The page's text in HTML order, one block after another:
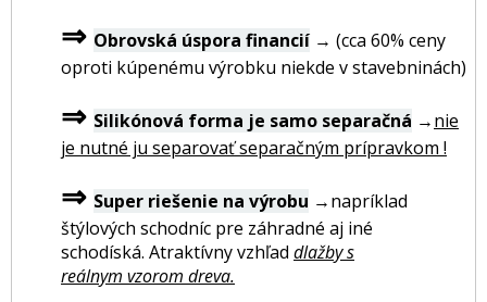
⇒ Obrovská úspora financií → (cca 60% ceny
oproti kúpenému výrobku niekde v stavebninách)
⇒ Silikónová forma je samo separačná →nie
je nutné ju separovať separačným prípravkom !
⇒ Super riešenie na výrobu →napríklad
štýlových schodníc pre záhradné aj iné
schodíská. Atraktívny vzhľad dlažby s
reálnym vzorom dreva.